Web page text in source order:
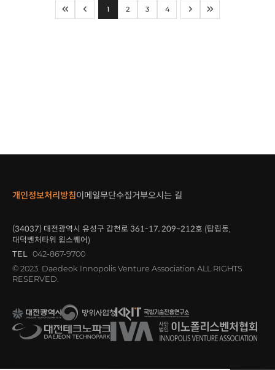
처음으로이전페이지
1 2 3 4 다음페이지마지막으로
개인정보처리방침이메일무단수집거부오시는 길
(34037) 대전광역시 유성구 갑천로 361-17, 209~212호 (탑립동,
대덕벤처타워 윕스퀘어)
TEL 042-867-9700
© 2023. Daedeok Innopolis Venture Association ALL RIGHTS
RESERVED.